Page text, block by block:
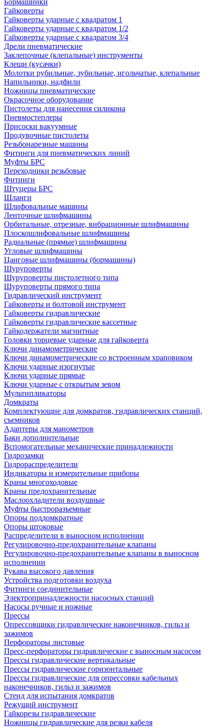
Бормашинки
Гайковерты
Гайковерты ударные с квадратом 1
Гайковерты ударные с квадратом 1/2
Гайковерты ударные с квадратом 3/4
Дрели пневматические
Заклепочные (клепальные) инструменты
Клещи (кусачки)
Молотки рубильные, зубильные, игольчатые, клепальные
Напильники, надфили
Ножницы пневматические
Окрасочное оборудование
Пистолеты для нанесения силикона
Пневмостеплеры
Присоски вакуумные
Продувочные пистолеты
Резьбонарезные машины
Фитинги для пневматических линий
Муфты БРС
Переходники резьбовые
Фитинги
Штуцеры БРС
Шланги
Шлифовальные машины
Ленточные шлифмашины
Орбитальные, отрезные, вибрационные шлифмашины
Плоскошлифовальные шлифмашины
Радиальные (прямые) шлифмашины
Угловые шлифмашины
Цанговые шлифмашины (бормашины)
Шуруповерты
Шуруповерты пистолетного типа
Шуруповерты прямого типа
Гидравлический инструмент
Гайковерты и болтовой инструмент
Гайковерты гидравлические
Гайковерты гидравлические кассетные
Гайкодержатели магнитные
Головки торцевые ударные для гайковерта
Ключи динамометрические
Ключи динамометрические со встроенным храповиком
Ключи ударные изогнутые
Ключи ударные прямые
Ключи ударные с открытым зевом
Мультипликаторы
Домкраты
Комплектующие для домкратов, гидравлических станций,
съемников
Адаптеры для манометров
Баки дополнительные
Вспомогательные механические принадлежности
Гидрозамки
Гидрораспределители
Индикаторы и измерительные приборы
Краны многоходовые
Краны предохранительные
Маслоохладители воздушные
Муфты быстроразъемные
Опоры поддомкратные
Опоры штоковые
Распределители в выносном исполнении
Регулировочно-предохранительные клапаны
Регулировочно-предохранительные клапаны в выносном
исполнении
Рукава высокого давления
Устройства подготовки воздуха
Фитинги соединительные
Электропринадлежности насосных станций
Насосы ручные и ножные
Прессы
Опрессовщики гидравлические наконечников, гильз и
зажимов
Перфораторы листовые
Пресс-перфораторы гидравлические с выносным насосом
Прессы гидравлические вертикальные
Прессы гидравлические горизонтальные
Прессы гидравлические для опрессовки кабельных
наконечников, гильз и зажимов
Стенд для испытания домкратов
Режущий инструмент
Гайкорезы гидравлические
Ножницы гидравлические для резки кабеля